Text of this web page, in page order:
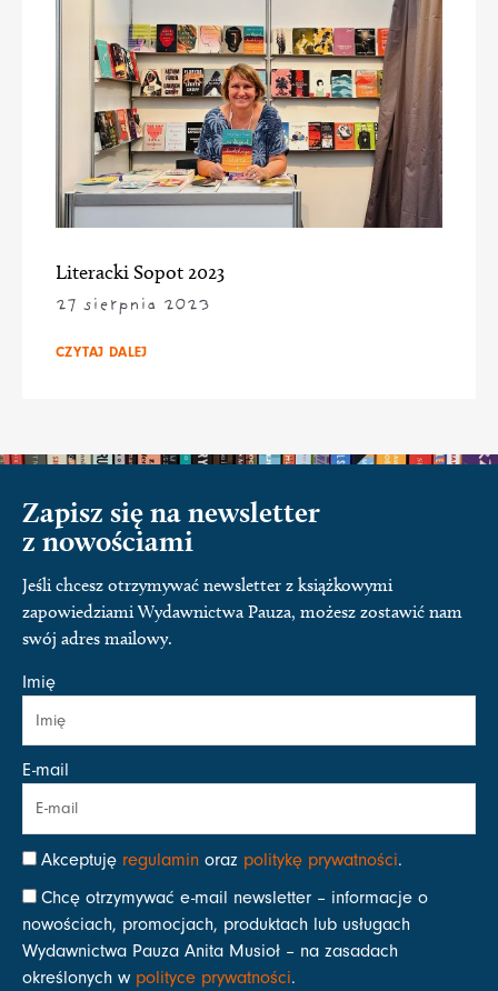
Literacki Sopot 2023
27 sierpnia 2023
CZYTAJ DALEJ
Zapisz się na newsletter
z nowościami
Jeśli chcesz otrzymywać newsletter z książkowymi
zapowiedziami Wydawnictwa Pauza, możesz zostawić nam
swój adres mailowy.
Imię
E-mail
Akceptuję regulamin oraz politykę prywatności.
Chcę otrzymywać e-mail newsletter – informacje o
nowościach, promocjach, produktach lub usługach
Wydawnictwa Pauza Anita Musioł – na zasadach
określonych w polityce prywatności.